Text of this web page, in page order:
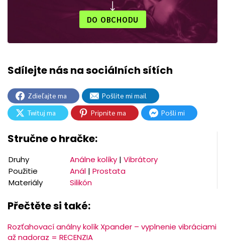
DO OBCHODU
Zdieľajte ma
Pošlite mi mail
Twituj ma
Pripnite ma Pošli mi
Stručne o hračke:
Druhy Análne kolíky | Vibrátory
Použitie
Anál | Prostata
Materiály
Silikón
Přečtěte si také:
Rozťahovací análny kolík Xpander – vyplnenie vibráciami
až nadoraz = RECENZIA